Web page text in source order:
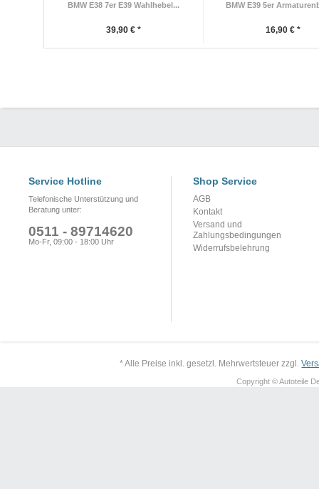
BMW E38 7er E39 Wahlhebel...
39,90 € *
BMW E39 5er
16,90 € *
Service Hotline
Telefonische Unterstützung und
Beratung unter:
0511 - 89714620
Mo-Fr, 09:00 - 18:00 Uhr
Shop Service
AGB
Kontakt
Versand und
Zahlungsbedingungen
Widerrufsbelehrung
* Alle Preise inkl. gesetzl. Mehrwertsteuer zzgl.
Copyright © Autoteile